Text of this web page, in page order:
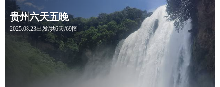
贵州六天五晚
2025.08.23出发/共6天/69图